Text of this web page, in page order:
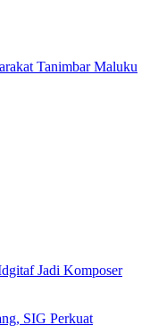
Tanimbar Maluku
Jadi Komposer
SIG Perkuat